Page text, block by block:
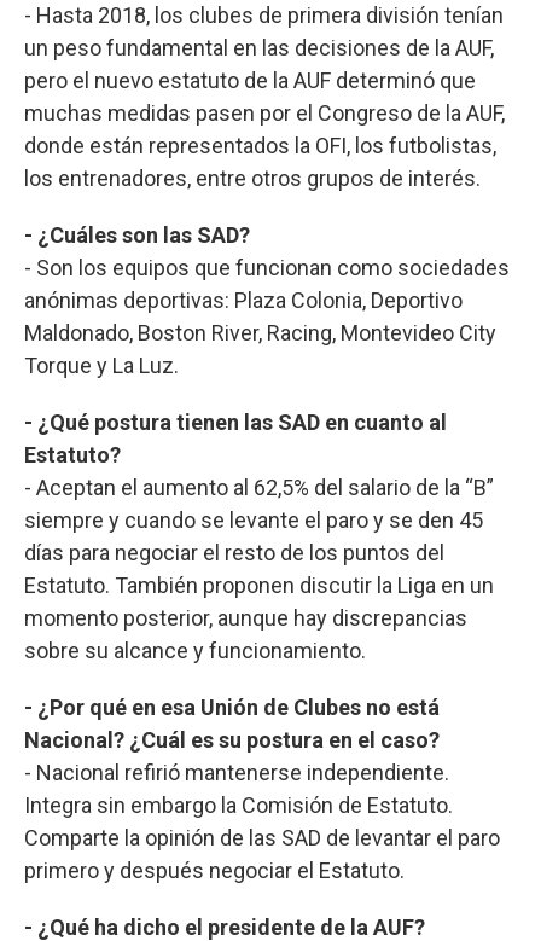
- Hasta 2018, los clubes de primera división tenían
un peso fundamental en las decisiones de la AUF,
pero el nuevo estatuto de la AUF determinó que
muchas medidas pasen por el Congreso de la AUF,
donde están representados la OFI, los futbolistas,
los entrenadores, entre otros grupos de interés.
- ¿Cuáles son las SAD?
- Son los equipos que funcionan como sociedades
anónimas deportivas: Plaza Colonia, Deportivo
Maldonado, Boston River, Racing, Montevideo City
Torque y La Luz.
- ¿Qué postura tienen las SAD en cuanto al
Estatuto?
- Aceptan el aumento al 62,5% del salario de la “B”
siempre y cuando se levante el paro y se den 45
días para negociar el resto de los puntos del
Estatuto. También proponen discutir la Liga en un
momento posterior, aunque hay discrepancias
sobre su alcance y funcionamiento.
- ¿Por qué en esa Unión de Clubes no está
Nacional? ¿Cuál es su postura en el caso?
- Nacional refirió mantenerse independiente.
Integra sin embargo la Comisión de Estatuto.
Comparte la opinión de las SAD de levantar el paro
primero y después negociar el Estatuto.
- ¿Qué ha dicho el presidente de la AUF?